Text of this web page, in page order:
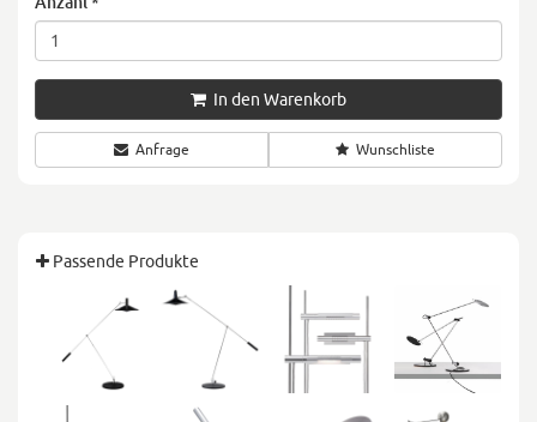
In den Warenkorb
Anfrage Wunschliste
Passende Produkte